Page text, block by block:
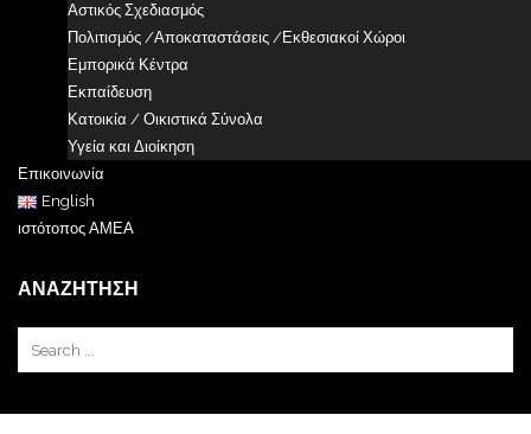
Αστικός Σχεδιασμός
Πολιτισμός /Αποκαταστάσεις /Εκθεσιακοί Χώροι
Εμπορικά Κέντρα
Εκπαίδευση
Κατοικία / Οικιστικά Σύνολα
Υγεία και Διοίκηση
Επικοινωνία
English
ιστότοπος ΑΜΕΑ
ΑΝΑΖΉΤΗΣΗ